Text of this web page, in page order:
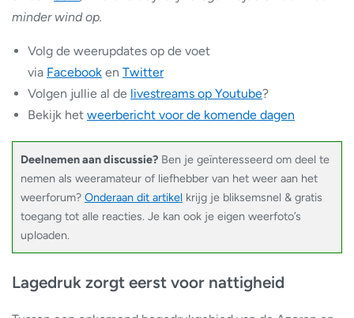
minder wind op.
Volg de weerupdates op de voet
via Facebook en Twitter
Volgen jullie al de livestreams op Youtube?
Bekijk het weerbericht voor de komende dagen
Deelnemen aan discussie? Ben je geïnteresseerd om deel te
nemen als weeramateur of liefhebber van het weer aan het
weerforum? Onderaan dit artikel krijg je bliksemsnel & gratis
toegang tot alle reacties. Je kan ook je eigen weerfoto’s
uploaden.
Lagedruk zorgt eerst voor nattigheid